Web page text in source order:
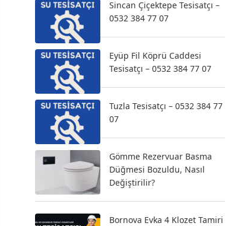
Sincan Çiçektepe Tesisatçı –
0532 384 77 07
Eyüp Fil Köprü Caddesi
Tesisatçı – 0532 384 77 07
Tuzla Tesisatçı – 0532 384 77
07
Gömme Rezervuar Basma
Düğmesi Bozuldu, Nasıl
Değiştirilir?
Bornova Evka 4 Klozet Tamiri